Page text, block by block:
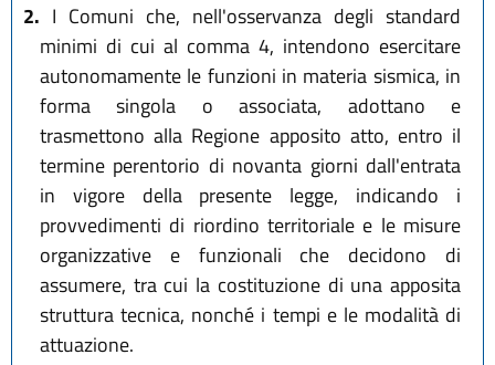
2. I Comuni che, nell'osservanza degli standard
minimi di cui al comma 4, intendono esercitare
autonomamente le funzioni in materia sismica, in
forma singola o associata, adottano e
trasmettono alla Regione apposito atto, entro il
termine perentorio di novanta giorni dall'entrata
in vigore della presente legge, indicando i
provvedimenti di riordino territoriale e le misure
organizzative e funzionali che decidono di
assumere, tra cui la costituzione di una apposita
struttura tecnica, nonché i tempi e le modalità di
attuazione.